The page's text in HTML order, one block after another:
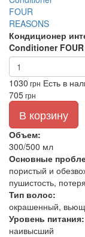
Кондиционер
Conditioner
1030 грн Есть в
705грн
В корзину
Объем:
300/500 мл
Основные
пористый и
пушистость,
Тип волос:
окрашенный,
Уровень питания:
наивысший